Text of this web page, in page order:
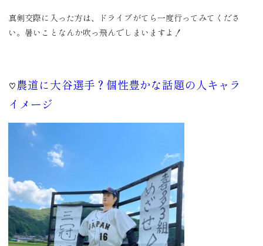
真剣交際に入った方は、ドライブがてら一度行ってみてくださ
い。暑いことなんか吹っ飛んでしまいますよ！
♡ 農道に大谷選手？個性豊かな話題の人キャラ
イメージ